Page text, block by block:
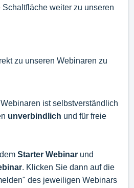
weiter zu unseren
zu unseren Webinaren zu
ist selbstverständlich
unverbindlich und für freie
Starter Webinar und
. Klicken Sie dann auf die
des jeweiligen Webinars